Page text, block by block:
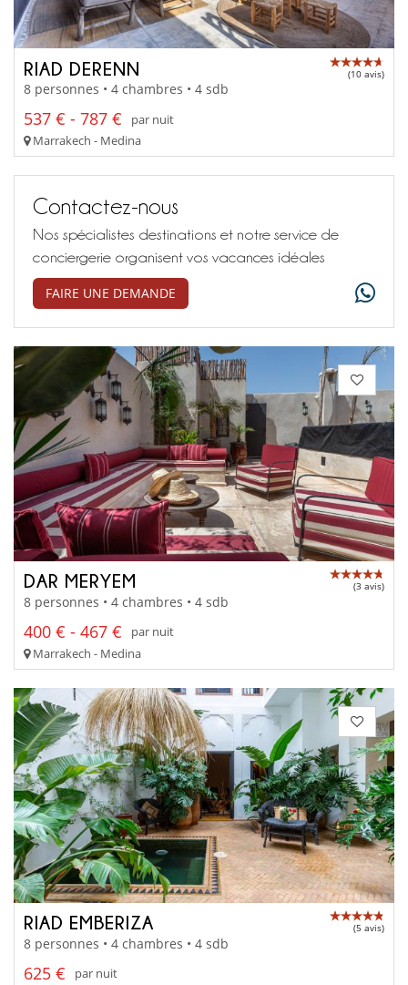
RIAD DERENN (10 avis)
8 personnes • 4 chambres • 4 sdb
537 € - 787 €
par nuit
Marrakech - Medina
Contactez-nous
Nos spécialistes destinations et notre service de
conciergerie organisent vos vacances idéales
FAIRE UNE DEMANDE
DAR MERYEM (3 avis)
8 personnes • 4 chambres • 4 sdb
400 € - 467 €
par nuit
Marrakech - Medina
RIAD EMBERIZA (5 avis)
8 personnes • 4 chambres • 4 sdb
625 € par nuit